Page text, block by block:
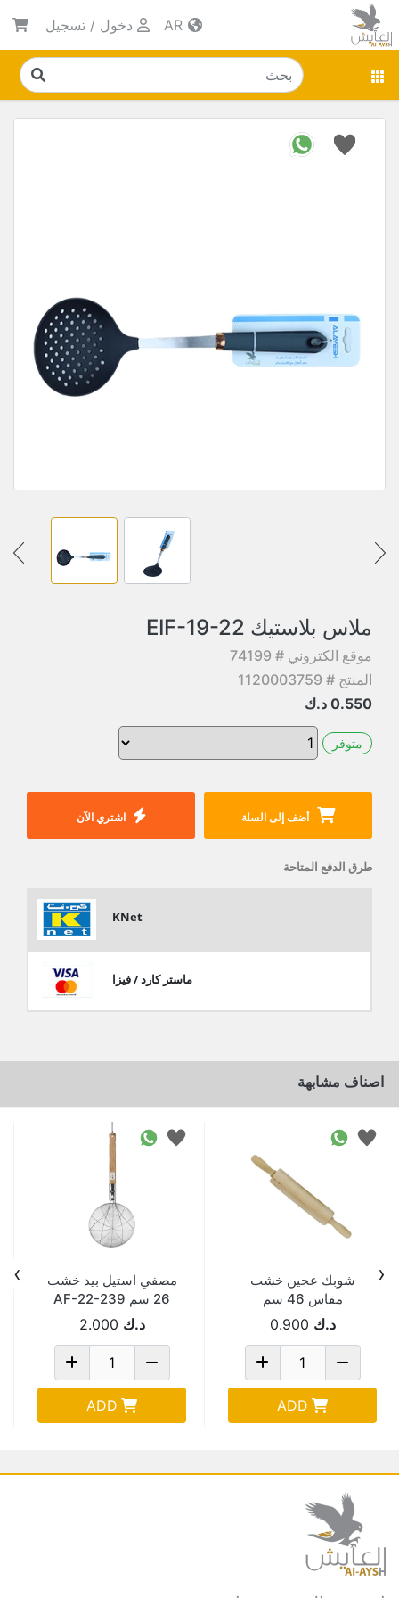
دخول / تسجيل
ملاس بلاستيك EIF-19-22
موقع الكتروني # 74199
المنتج # 1120003759
0.550 د.ك
متوفر
أضف إلى السلة اشتري الآن
طرق الدفع المتاحة
KNet
ماستر كارد / فيزا
اصناف مشابهة
شوبك عجين خشب
مقاس 46 سم
AA4650JP
د.ك 0.900
ADD
مصفي استيل بيد خشب
26 سم AF-22-239
د.ك 2.000
ADD
‹
›